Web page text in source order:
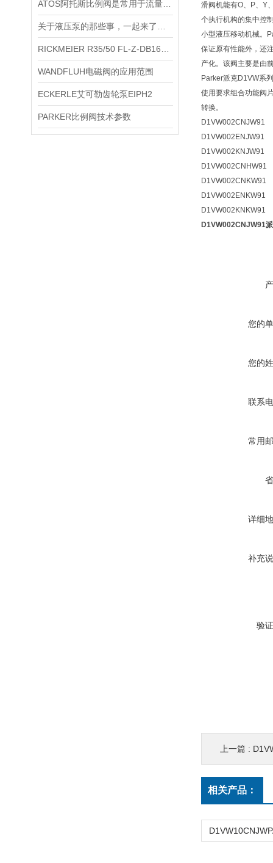
WANDFLUH电磁阀的应用范围
ECKERLE艾可勒齿轮泵EIPH2
PARKER比例阀技术参数
滑阀机能有O、P、Y
个执行机构的集中控
小型液压移动机械。
保证原有性能外，还
产化。该阀主要是由
Parker派克D1VW系
使用要求组合功能阀
转换。
D1VW002CNJW91
D1VW002ENJW91
D1VW002KNJW91
D1VW002CNHW91
D1VW002CNKW91
D1VW002ENKW91
D1VW002KNKW91
D1VW002CNJW91
您的
您的
联系
常用
详细
补充
验
上一篇 :
相关产品：